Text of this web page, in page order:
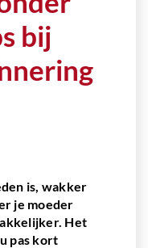
bij
is, wakker
je moeder
Het
pas kort